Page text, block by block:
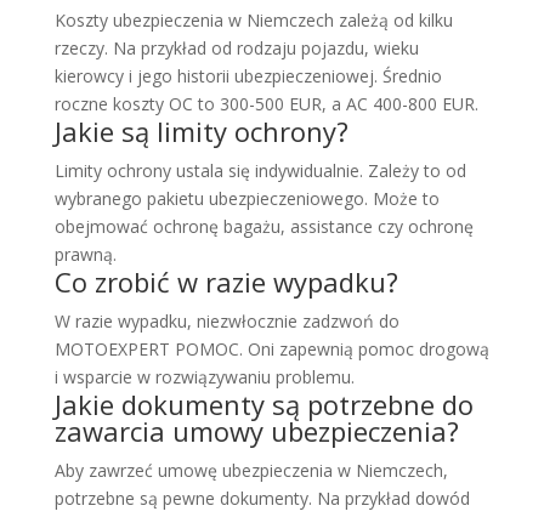
Koszty ubezpieczenia w Niemczech zależą od kilku
rzeczy. Na przykład od rodzaju pojazdu, wieku
kierowcy i jego historii ubezpieczeniowej. Średnio
roczne koszty OC to 300-500 EUR, a AC 400-800 EUR.
Jakie są limity ochrony?
Limity ochrony ustala się indywidualnie. Zależy to od
wybranego pakietu ubezpieczeniowego. Może to
obejmować ochronę bagażu, assistance czy ochronę
prawną.
Co zrobić w razie wypadku?
W razie wypadku, niezwłocznie zadzwoń do
MOTOEXPERT POMOC. Oni zapewnią pomoc drogową
i wsparcie w rozwiązywaniu problemu.
Jakie dokumenty są potrzebne do
zawarcia umowy ubezpieczenia?
Aby zawrzeć umowę ubezpieczenia w Niemczech,
potrzebne są pewne dokumenty. Na przykład dowód